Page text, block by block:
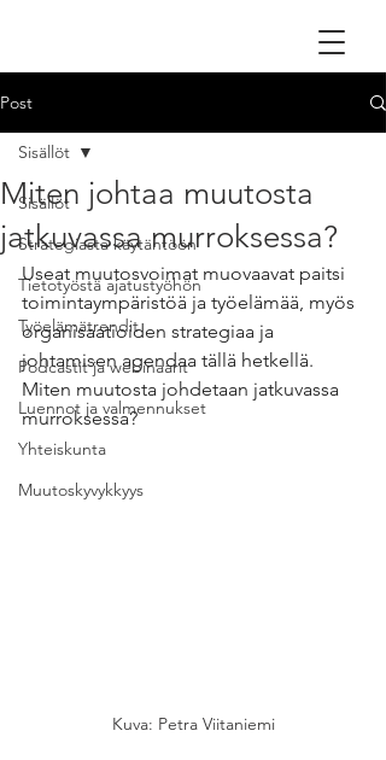
Post
Sisällöt
Strategiasta käytäntöön
Tietotyöstä ajatustyöhön
Työelämätrendit
Podcastit ja webinaarit
Luennot ja valmennukset
Yhteiskunta
Muutoskyvykkyys
Sisällöt
Miten johtaa muutosta
jatkuvassa murroksessa?
Useat muutosvoimat muovaavat paitsi
toimintaympäristöä ja työelämää, myös
organisaatioiden strategiaa ja
johtamisen agendaa tällä hetkellä.
Miten muutosta johdetaan jatkuvassa
murroksessa?
Kuva: Petra Viitaniemi